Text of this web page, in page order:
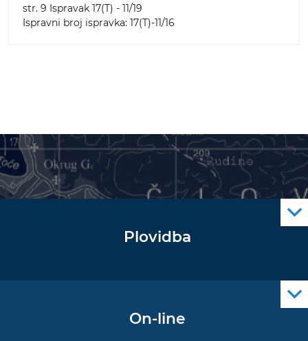
str. 9 Ispravak 17(T) - 11/19
Ispravni broj ispravka: 17(T)-11/16
Plovidba
On-line